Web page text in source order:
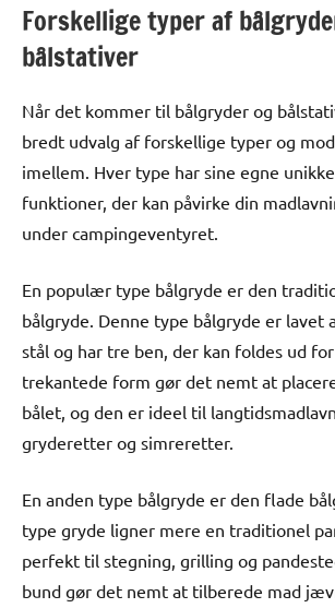
Forskellige typer af
bålstativer
Når det kommer til bålgryder og
bredt udvalg af forskellige typer og
imellem. Hver type har sine egne
funktioner, der kan påvirke din
under campingeventyret.
En populær type bålgryde er den
bålgryde. Denne type bålgryde er
stål og har tre ben, der kan foldes ud
trekantede form gør det nemt at
bålet, og den er ideel til
gryderetter og simreretter.
En anden type bålgryde er den flade
type gryde ligner mere en traditionel
perfekt til stegning, grilling og
bund gør det nemt at tilberede mad